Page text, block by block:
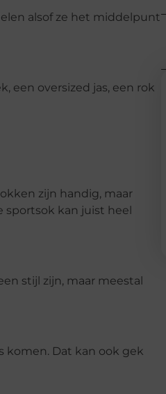
alsof ze het middelpunt
een oversized jas, een rok
zijn handig, maar
sportsok kan juist heel
stijl zijn, maar meestal
komen. Dat kan ook gek